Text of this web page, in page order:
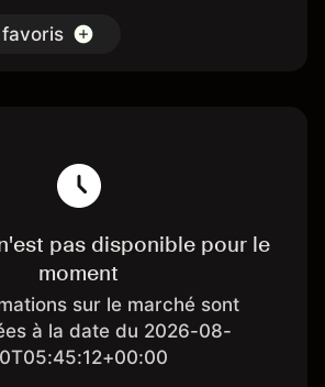
pas disponible pour le
moment
sur le marché sont
à la date du 2026-08-